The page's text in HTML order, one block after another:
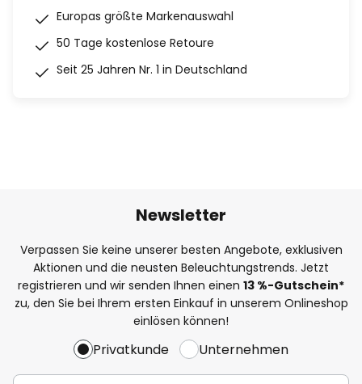
Europas größte Markenauswahl
50 Tage kostenlose Retoure
Seit 25 Jahren Nr. 1 in Deutschland
Newsletter
Verpassen Sie keine unserer besten Angebote, exklusiven
Aktionen und die neusten Beleuchtungstrends. Jetzt
registrieren und wir senden Ihnen einen 13 %-Gutschein*
zu, den Sie bei Ihrem ersten Einkauf in unserem Onlineshop
einlösen können!
Privatkunde Unternehmen